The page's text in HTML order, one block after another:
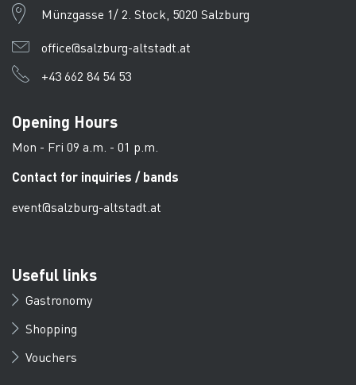
Münzgasse 1/ 2. Stock, 5020 Salzburg
office@salzburg-altstadt.at
+43 662 84 54 53
Opening Hours
Mon - Fri 09 a.m. - 01 p.m.
Contact for inquiries / bands
event@salzburg-altstadt.at
Useful links
Gastronomy
Shopping
Vouchers